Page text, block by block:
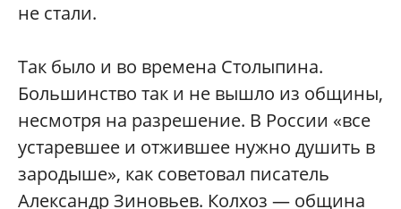
не стали.
Так было и во времена Столыпина.
Большинство так и не вышло из общины,
несмотря на разрешение. В России «все
устаревшее и отжившее нужно душить в
зародыше», как советовал писатель
Александр Зиновьев. Колхоз — община